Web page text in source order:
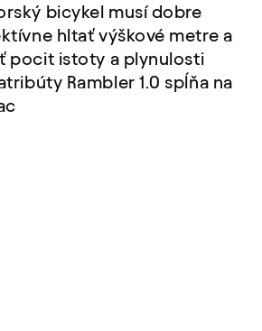
bicykel musí dobre
hltať výškové metre a
pocit istoty a plynulosti
Rambler 1.0 spĺňa na